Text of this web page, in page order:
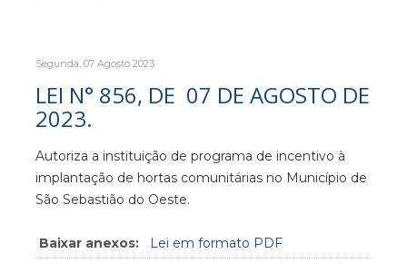
Segunda, 07 Agosto 2023
LEI N° 856, DE 07 DE AGOSTO DE
2023.
Autoriza a instituição de programa de incentivo à
implantação de hortas comunitárias no Município de
São Sebastião do Oeste.
Baixar anexos: Lei em formato PDF